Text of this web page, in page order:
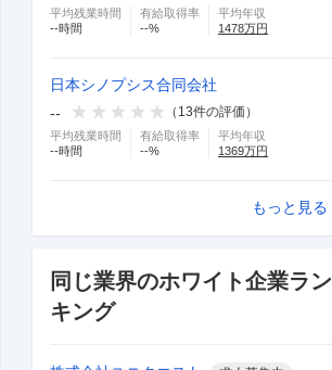
平均残業時間
--時間
有給取得率
--%
平均年収
1478万円
日本シノプシス合同会社
--
（ 13件の評価）
平均残業時間
--時間
有給取得率
--%
平均年収
1369万円
もっと見る
同じ業界のホワイト企業ラン
キング